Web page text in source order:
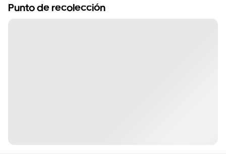
Punto de recolección